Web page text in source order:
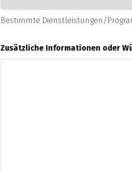
Bestimmte Dienstleistungen/
Zusätzliche Informationen oder